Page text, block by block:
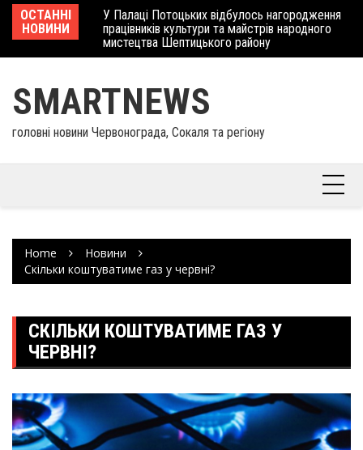
Skip
content
ОСТАННІ
НОВИНИ
У Палаці Потоцьких відбулось нагородження
працівників культури та майстрів народного
мистецтва Шептицького району
SMARTNEWS
головні новини Червонограда, Сокаля та регіону
Home
Новини
Скільки коштуватиме газ у червні?
СКІЛЬКИ КОШТУВАТИМЕ ГАЗ У
ЧЕРВНІ?